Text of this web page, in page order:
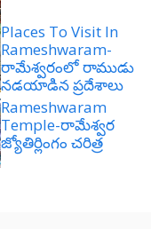
Places To Visit In
Rameshwaram-
రామేశ్వరంలో రాముడు
నడయాడిన ప్రదేశాలు
Rameshwaram
Temple-రామేశ్వర
జ్యోతిర్లింగం చరిత్ర